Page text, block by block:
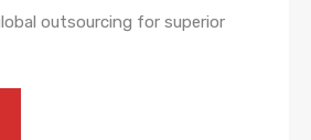
outsourcing for superior